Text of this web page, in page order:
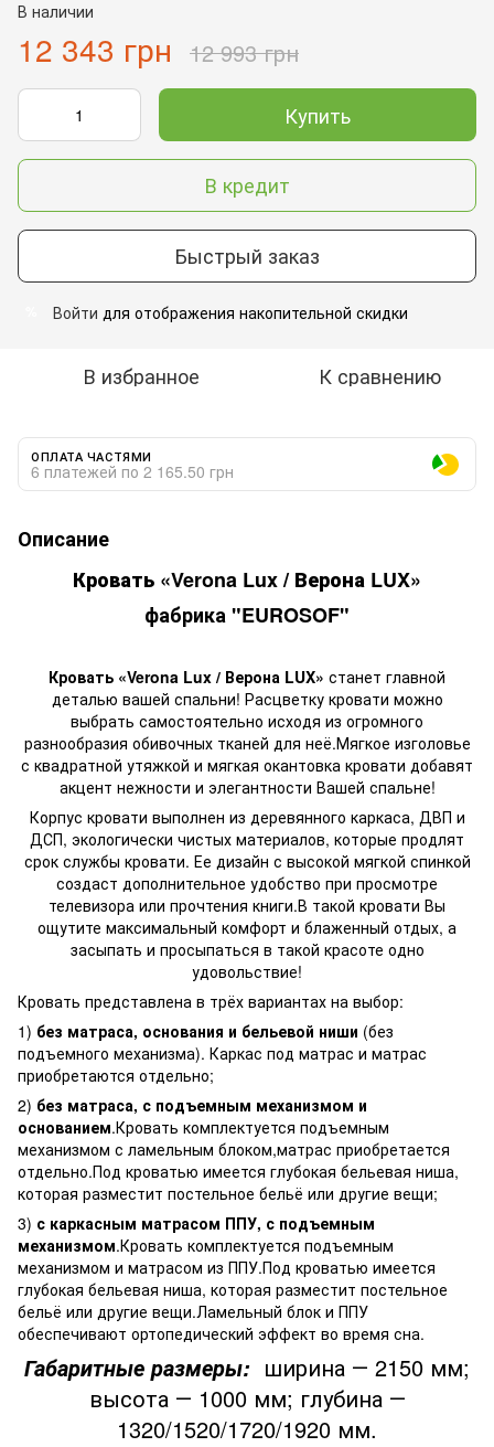
В наличии
12 343 грн 12 993 грн
Купить
В кредит
Быстрый заказ
Войти для отображения накопительной скидки
В избранное К сравнению
ОПЛАТА ЧАСТЯМИ
6 платежей по 2 165.50 грн
Описание
Кровать «Verona Lux / Верона LUX»
фабрика "EUROSOF"
Кровать «Verona Lux / Верона LUX» станет главной
деталью вашей спальни! Расцветку кровати можно
выбрать самостоятельно исходя из огромного
разнообразия обивочных тканей для неё.Мягкое изголовье
с квадратной утяжкой и мягкая окантовка кровати добавят
акцент нежности и элегантности Вашей спальне!
Корпус кровати выполнен из деревянного каркаса, ДВП и
ДСП, экологически чистых материалов, которые продлят
срок службы кровати. Ее дизайн с высокой мягкой спинкой
создаст дополнительное удобство при просмотре
телевизора или прочтения книги.В такой кровати Вы
ощутите максимальный комфорт и блаженный отдых, а
засыпать и просыпаться в такой красоте одно
удовольствие!
Кровать представлена в трёх вариантах на выбор:
1) без матраса, основания и бельевой ниши (без
подъемного механизма). Каркас под матрас и матрас
приобретаются отдельно;
2) без матраса, с подъемным механизмом и
основанием.Кровать комплектуется подъемным
механизмом с ламельным блоком,матрас приобретается
отдельно.Под кроватью имеется глубокая бельевая ниша,
которая разместит постельное бельё или другие вещи;
3) с каркасным матрасом ППУ, с подъемным
механизмом.Кровать комплектуется подъемным
механизмом и матрасом из ППУ.Под кроватью имеется
глубокая бельевая ниша, которая разместит постельное
бельё или другие вещи.Ламельный блок и ППУ
обеспечивают ортопедический эффект во время сна.
Габаритные размеры: ширина ― 2150 мм;
высота ― 1000 мм; глубина ―
1320/1520/1720/1920 мм.